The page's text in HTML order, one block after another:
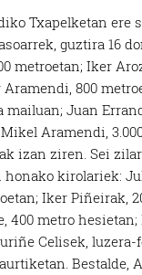
Txapelketan ere
guztira 16
metroetan; Iker
800
mailuan; Juan
Aramendi,
izan ziren. Sei
kirolariek:
Iker Piñeirak,
400 metro
Celisek, luzera-
Bestalde,